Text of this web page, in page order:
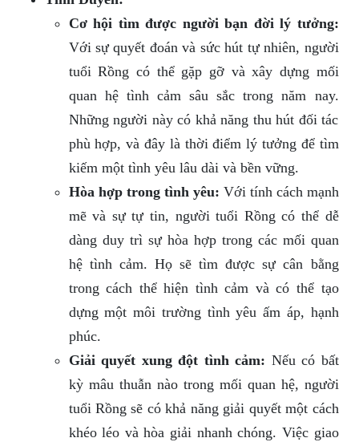
Cơ hội tìm được người bạn đời lý tưởng:
Với sự quyết đoán và sức hút tự nhiên, người
tuổi Rồng có thể gặp gỡ và xây dựng mối
quan hệ tình cảm sâu sắc trong năm nay.
Những người này có khả năng thu hút đối tác
phù hợp, và đây là thời điểm lý tưởng để tìm
kiếm một tình yêu lâu dài và bền vững.
Hòa hợp trong tình yêu: Với tính cách mạnh
mẽ và sự tự tin, người tuổi Rồng có thể dễ
dàng duy trì sự hòa hợp trong các mối quan
hệ tình cảm. Họ sẽ tìm được sự cân bằng
trong cách thể hiện tình cảm và có thể tạo
dựng một môi trường tình yêu ấm áp, hạnh
phúc.
Giải quyết xung đột tình cảm: Nếu có bất
kỳ mâu thuẫn nào trong mối quan hệ, người
tuổi Rồng sẽ có khả năng giải quyết một cách
khéo léo và hòa giải nhanh chóng. Việc giao